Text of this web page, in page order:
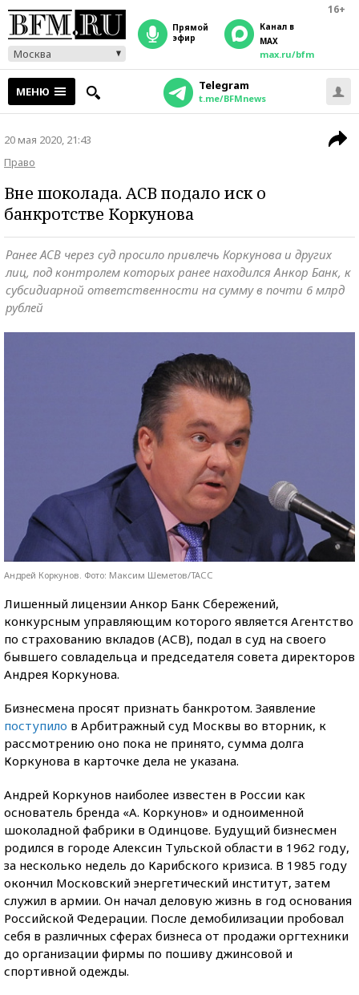
16+
Москва
прямой
эфир
Канал в
MAX
max.ru/bfm
МЕНЮ Telegram
t.me/BFMnews
20 мая 2020, 21:43
Право
Вне шоколада. АСВ подало иск о
банкротстве Коркунова
Ранее АСВ через суд просило привлечь Коркунова и других
лиц, под контролем которых ранее находился Анкор Банк, к
субсидиарной ответственности на сумму в почти 6 млрд
рублей
Андрей Коркунов. Фото: Максим Шеметов/ТАСС
Лишенный лицензии Анкор Банк Сбережений,
конкурсным управляющим которого является Агентство
по страхованию вкладов (АСВ), подал в суд на своего
бывшего совладельца и председателя совета директоров
Андрея Коркунова.
Бизнесмена просят признать банкротом. Заявление
поступило в Арбитражный суд Москвы во вторник, к
рассмотрению оно пока не принято, сумма долга
Коркунова в карточке дела не указана.
Андрей Коркунов наиболее известен в России как
основатель бренда «А. Коркунов» и одноименной
шоколадной фабрики в Одинцове. Будущий бизнесмен
родился в городе Алексин Тульской области в 1962 году,
за несколько недель до Карибского кризиса. В 1985 году
окончил Московский энергетический институт, затем
служил в армии. Он начал деловую жизнь в год основания
Российской Федерации. После демобилизации пробовал
себя в различных сферах бизнеса от продажи оргтехники
до организации фирмы по пошиву джинсовой и
спортивной одежды.